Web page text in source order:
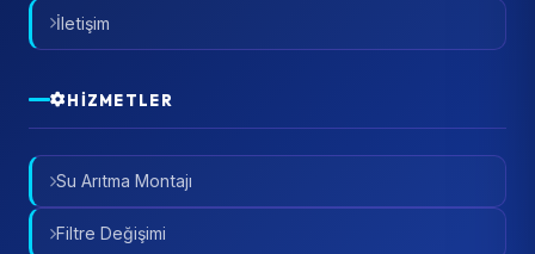
İletişim
HIZMETLER
Su Arıtma Montajı
Filtre Değişimi